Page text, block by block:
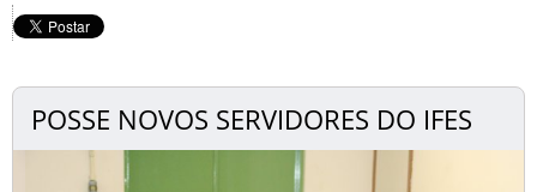
POSSE NOVOS SERVIDORES DO IFES